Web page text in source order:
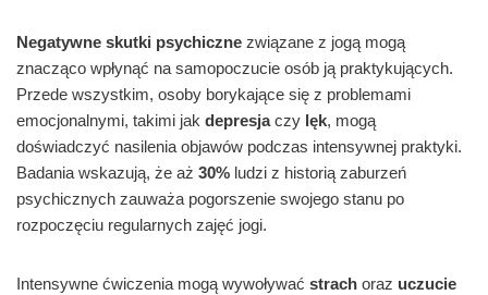
Negatywne skutki psychiczne związane z jogą mogą
znacząco wpłynąć na samopoczucie osób ją praktykujących.
Przede wszystkim, osoby borykające się z problemami
emocjonalnymi, takimi jak depresjaczy lęk, mogą
doświadczyć nasilenia objawów podczas intensywnej praktyki.
Badania wskazują, że aż 30% ludzi z historią zaburzeń
psychicznych zauważa pogorszenie swojego stanu po
rozpoczęciu regularnych zajęć jogi.
Intensywne ćwiczenia mogą wywoływać strach oraz uczucie